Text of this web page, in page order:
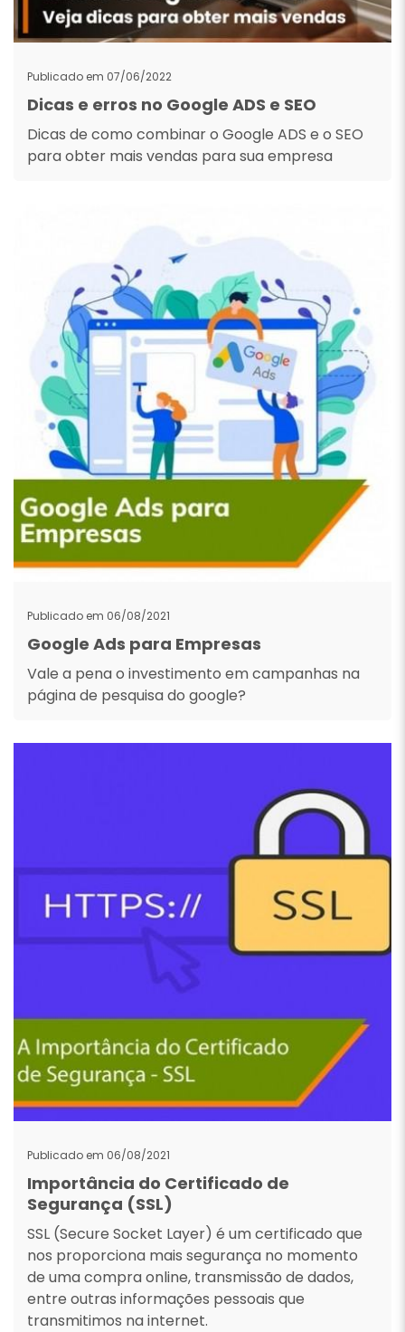
Publicado em 07/06/2022
Dicas e erros no Google ADS e SEO
Dicas de como combinar o Google ADS e o SEO
para obter mais vendas para sua empresa
Publicado em 06/08/2021
Google Ads para Empresas
Vale a pena o investimento em campanhas na
página de pesquisa do google?
Publicado em 06/08/2021
Importância do Certificado de
Segurança (SSL)
SSL (Secure Socket Layer) é um certificado que
nos proporciona mais segurança no momento
de uma compra online, transmissão de dados,
entre outras informações pessoais que
transmitimos na internet.